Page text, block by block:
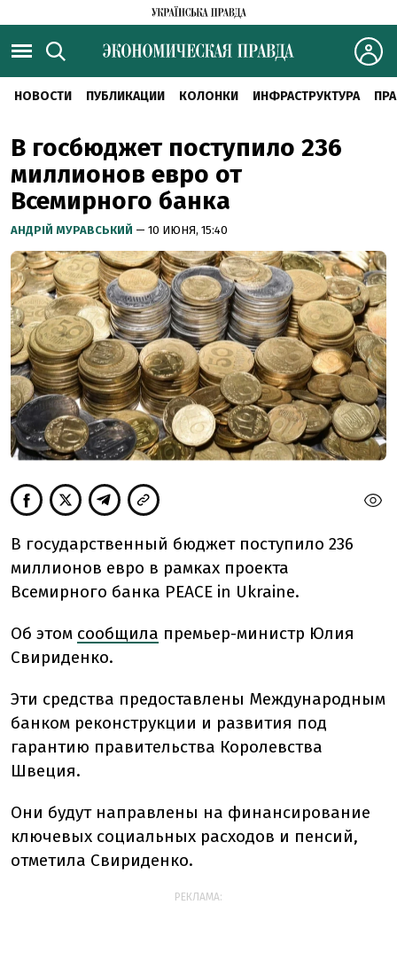
НОВОСТИ ПУБЛИКАЦИИ КОЛОНКИ ИНФРАСТРУКТУРА
В госбюджет поступило 236
миллионов евро от
Всемирного банка
АНДРІЙ МУРАВСЬКИЙ — 10 ИЮНЯ, 15:40
В государственный бюджет поступило 236
миллионов евро в рамках проекта
Всемирного банка PEACE in Ukraine.
Об этом сообщила премьер-министр Юлия
Свириденко.
Эти средства предоставлены Международным
банком реконструкции и развития под
гарантию правительства Королевства
Швеция.
Они будут направлены на финансирование
ключевых социальных расходов и пенсий,
отметила Свириденко.
РЕКЛАМА: